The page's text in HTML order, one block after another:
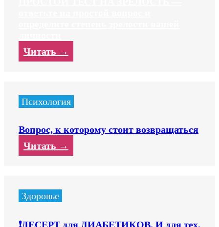
Читать →
Психология
Вопрос, к которому стоит возвращаться
Читать →
Здоровье
❗️ДЕСЕРТ для ДИАБЕТИКОВ. И для тех,